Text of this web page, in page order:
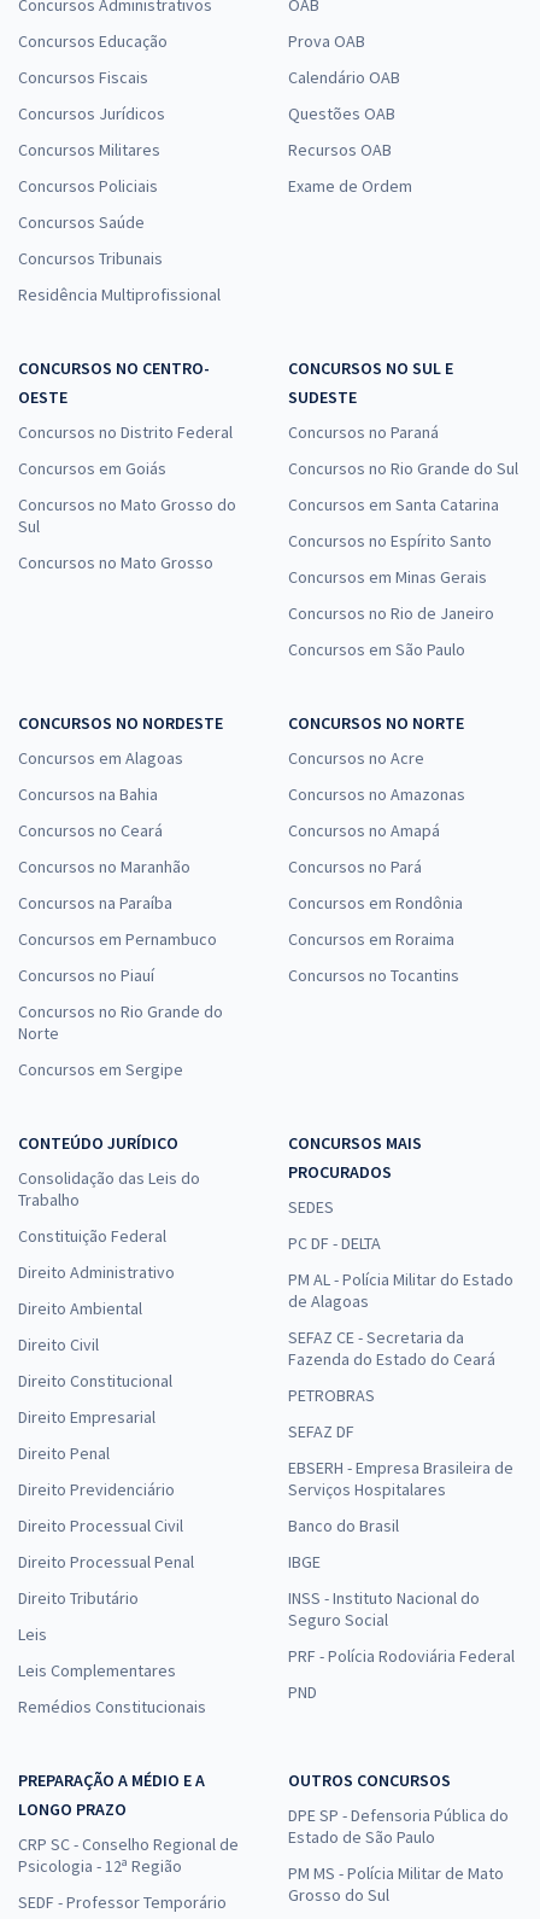
Concursos Administrativos
Concursos Educação
Concursos Fiscais
Concursos Jurídicos
Concursos Militares
Concursos Policiais
Concursos Saúde
Concursos Tribunais
Residência Multiprofissional
OAB
Prova OAB
Calendário OAB
Questões OAB
Recursos OAB
Exame de Ordem
CONCURSOS NO CENTRO-
OESTE
Concursos no Distrito Federal
Concursos em Goiás
Concursos no Mato Grosso do
Sul
Concursos no Mato Grosso
CONCURSOS NO SUL E
SUDESTE
Concursos no Paraná
Concursos no Rio Grande do Sul
Concursos em Santa Catarina
Concursos no Espírito Santo
Concursos em Minas Gerais
Concursos no Rio de Janeiro
Concursos em São Paulo
CONCURSOS NO NORDESTE
Concursos em Alagoas
Concursos na Bahia
Concursos no Ceará
Concursos no Maranhão
Concursos na Paraíba
Concursos em Pernambuco
Concursos no Piauí
Concursos no Rio Grande do
Norte
Concursos em Sergipe
CONCURSOS NO NORTE
Concursos no Acre
Concursos no Amazonas
Concursos no Amapá
Concursos no Pará
Concursos em Rondônia
Concursos em Roraima
Concursos no Tocantins
CONTEÚDO JURÍDICO
Consolidação das Leis do
Trabalho
Constituição Federal
Direito Administrativo
Direito Ambiental
Direito Civil
Direito Constitucional
Direito Empresarial
Direito Penal
Direito Previdenciário
Direito Processual Civil
Direito Processual Penal
Direito Tributário
Leis
Leis Complementares
Remédios Constitucionais
CONCURSOS MAIS
PROCURADOS
SEDES
PC DF - DELTA
PM AL - Polícia Militar do Estado
de Alagoas
SEFAZ CE - Secretaria da
Fazenda do Estado do Ceará
PETROBRAS
SEFAZ DF
EBSERH - Empresa Brasileira de
Serviços Hospitalares
Banco do Brasil
IBGE
INSS - Instituto Nacional do
Seguro Social
PRF - Polícia Rodoviária Federal
PND
PREPARAÇÃO A MÉDIO E A
LONGO PRAZO
CRP SC - Conselho Regional de
Psicologia - 12ª Região
SEDF - Professor Temporário
OUTROS CONCURSOS
DPE SP - Defensoria Pública do
Estado de São Paulo
PM MS - Polícia Militar de Mato
Grosso do Sul